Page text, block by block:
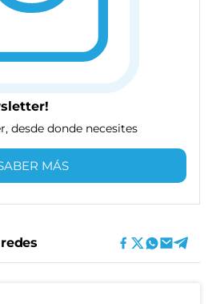
desde donde necesites
MÁS